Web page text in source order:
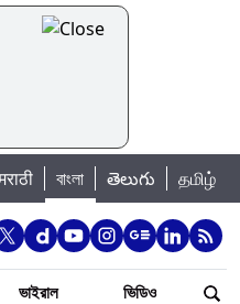
ও শিক্ষাকর্মীদের বকেয়া মহার্ঘ ভাতা
বাংলা తెలుగు தமிழ்
ভাইরাল ভিডিও